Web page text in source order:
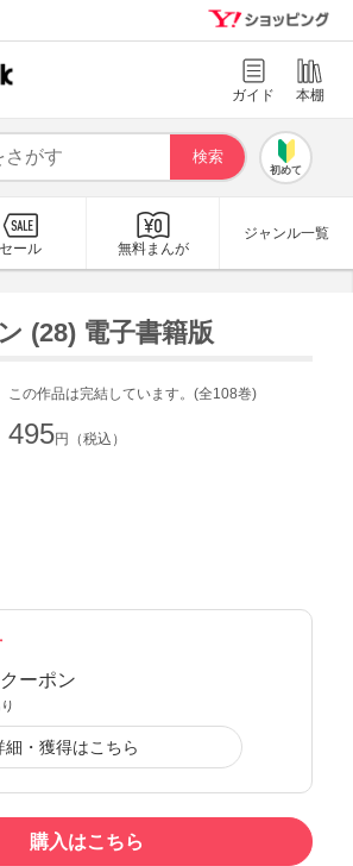
ガイド 本棚
初めて
セール 無料まんが
ジャンル一覧
(28) 電子書籍版
この作品は完結しています。(全108巻)
495円（税込）
クーポン
細・獲得はこちら
購入はこちら